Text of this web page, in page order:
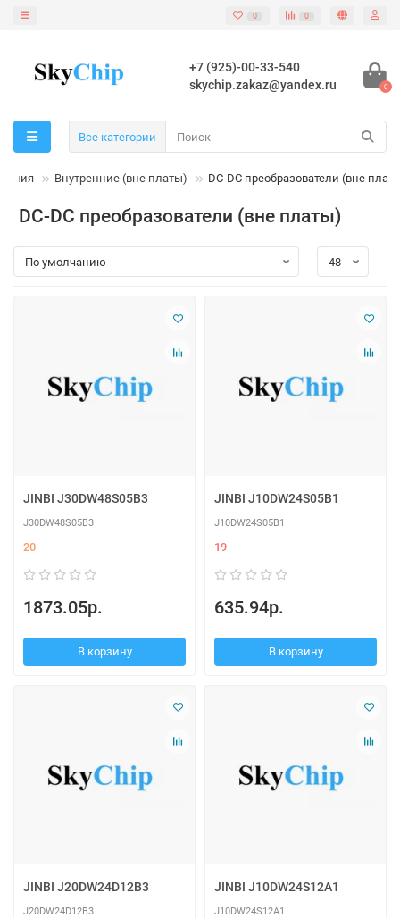
0 0
+7 (925)-00-33-540
skychip.zakaz@yandex.ru
0
Все категории
Внутренние (вне платы) DC-DC преобразователи (вне
DC-DC преобразователи (вне платы)
JINBI J30DW48S05B3
J30DW48S05B3
20
1873.05р.
В корзину
JINBI J10DW24S05B1
J10DW24S05B1
19
635.94р.
В корзину
JINBI J20DW24D12B3
J20DW24D12B3
JINBI J10DW24S12A1
J10DW24S12A1